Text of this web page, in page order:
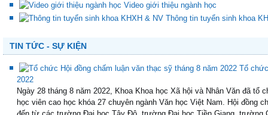
Video giới thiệu ngành học
Thông tin tuyển sinh khoa
TIN TỨC - SỰ KIỆN
Tổ
2022
Ngày 28 tháng 8 năm 2022, Khoa Khoa học Xã hội và Nhân Văn đã tổ
học viên cao học khóa 27 chuyên ngành Văn học Việt Nam. Hội đồng